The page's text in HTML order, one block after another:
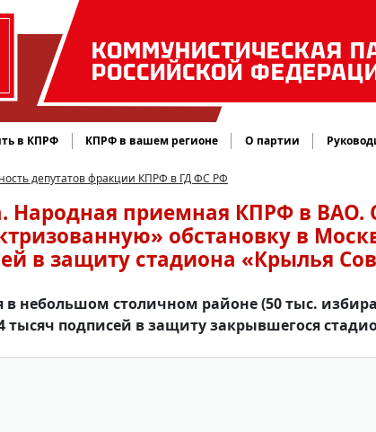
КОММУНИСТИЧЕСКАЯ
РОССИЙСКОЙ
в КПРФ КПРФ в вашем регионе О партии
депутатов фракции КПРФ в ГД ФС РФ
Народная приемная КПРФ в ВАО.
обстановку в
в защиту стадиона «Крылья
в небольшом столичном районе (50 тыс.
тысяч подписей в защиту закрывшегося